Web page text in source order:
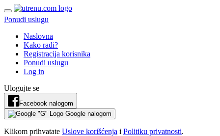
Ponudi uslugu
Naslovna
Kako radi?
Registracija korisnika
Ponudi uslugu
Log in
Ulogujte se
Facebook nalogom
Google nalogom
Klikom prihvatate Uslove korišćenja i Politiku privatnosti.